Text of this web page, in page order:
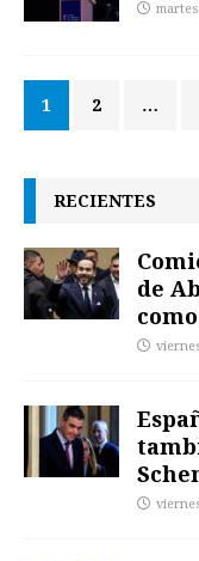
1 2 …
RECIENTES
de